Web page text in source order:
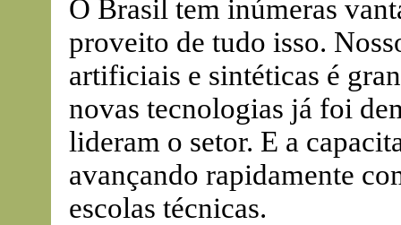
O Brasil tem inúmeras
proveito de tudo isso.
artificiais e sintéticas é
novas tecnologias já foi
lideram o setor. E a
avançando rapidamente
escolas técnicas.